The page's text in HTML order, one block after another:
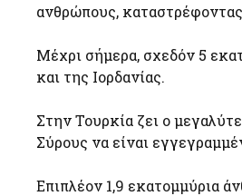
ανθρώπους,
Μέχρι σήμερα, σχεδόν 5
και της Ιορδανίας.
Στην Τουρκία ζει ο
Σύρους να είναι
Επιπλέον 1,9 εκατομμύρια